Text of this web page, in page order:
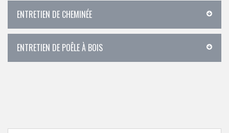
ENTRETIEN DE CHEMINÉE
ENTRETIEN DE POÊLE À BOIS